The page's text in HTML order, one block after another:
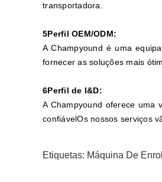
transportadora.
5Perfil OEM/ODM:
A Champyound é uma
fornecer as soluções mais
6Perfil de I&D:
A Champyound oferece uma
confiávelOs nossos serviços
Etiquetas: Máquina De